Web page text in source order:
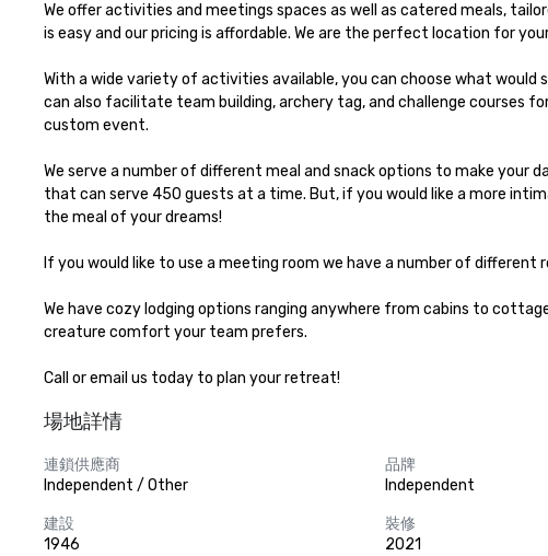
We offer activities and meetings spaces as well as catered meals,
is easy and our pricing is affordable. We are the perfect location for
With a wide variety of activities available, you can choose what would
can also facilitate team building, archery tag, and challenge courses
custom event.
We serve a number of different meal and snack options to make your
that can serve 450 guests at a time. But, if you would like a more
the meal of your dreams!
If you would like to use a meeting room we have a number of
We have cozy lodging options ranging anywhere from cabins to
creature comfort your team prefers.
Call or email us today to plan your retreat!
場地詳情
連鎖供應商
Independent / Other
品牌
Independent
建設
1946
裝修
2021